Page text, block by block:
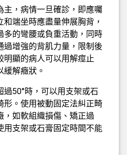
，病情一旦確診，即應囑
端坐時應盡量伸展胸背，
多的彎腰或負重活動，同時
過增強的背肌力量，限制後
明顯的病人可以用解痙止
解癥狀。
50°時，可以用支架或石
形。使用被動固定法糾正畸
，如軟組織損傷、矯正過
用支架或石膏固定時間不能